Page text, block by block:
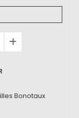
Bonotaux